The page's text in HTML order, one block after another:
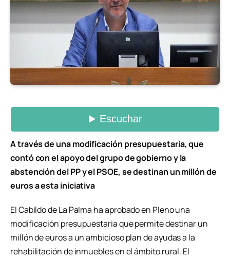
A través de una modificación presupuestaria, que
contó con el apoyo del grupo de gobierno y la
abstención del PP y el PSOE, se destinan un millón de
euros a esta iniciativa
El Cabildo de La Palma ha aprobado en Pleno una
modificación presupuestaria que permite destinar un
millón de euros a un ambicioso plan de ayudas a la
rehabilitación de inmuebles en el ámbito rural. El